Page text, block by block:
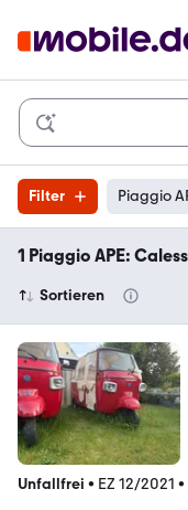
Filter Piaggio
1 Piaggio APE:
Sortieren
Unfallfrei • EZ 12/2021 •